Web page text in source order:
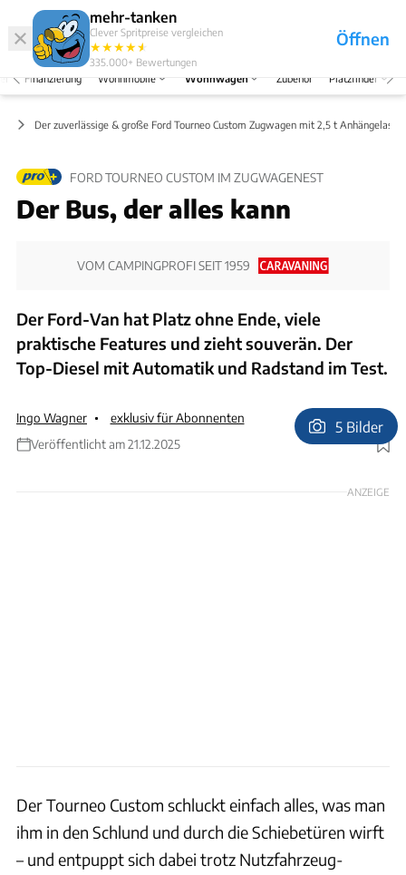
mehr-tanken
Clever Spritpreise vergleichen
★★★★★
★
335.000+ Bewertungen
Öffnen
Abo
Abo
Menü
Finanzierung Wohnmobile Wohnwagen Zubehör Platzfinder
Der zuverlässige & große Ford Tourneo Custom Zugwagen mit 2,5 t Anhängelast
FORD TOURNEO CUSTOM IM ZUGWAGENEST
Der Bus, der alles kann
VOM CAMPINGPROFI SEIT 1959
Der Ford-Van hat Platz ohne Ende, viele
praktische Features und zieht souverän. Der
Top-Diesel mit Automatik und Radstand im Test.
Ingo Wagner
exklusiv für Abonnenten
Veröffentlicht am 21.12.2025
Foto: Ingo Wagner
5 Bilder
ANZEIGE
Der Tourneo Custom schluckt einfach alles, was man
ihm in den Schlund und durch die Schiebetüren wirft
– und entpuppt sich dabei trotz Nutzfahrzeug-